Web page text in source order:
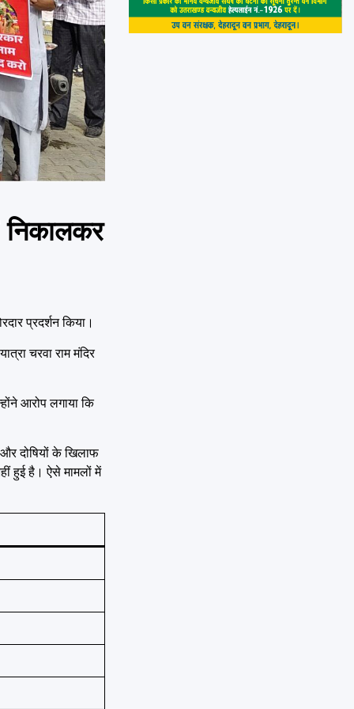
निकालकर
प्रदर्शन किया।
चरवा राम मंदिर
आरोप लगाया कि
और दोषियों के खिलाफ
हुई है। ऐसे मामलों में